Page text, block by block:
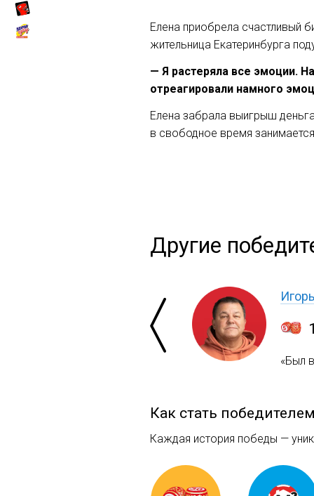
Елена приобрела счастливый
жительница Екатеринбурга
— Я растеряла все эмоции.
отреагировали намного
Елена забрала выигрыш
в свободное время
Другие
«Был
Как стать
Каждая история победы —